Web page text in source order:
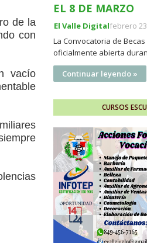
de la
con
vacío
EL 8 DE MARZO
El Valle Digitalfebrero
La Convocatoria de
oficialmente abierta
Continuar leyendo »
CURSOS